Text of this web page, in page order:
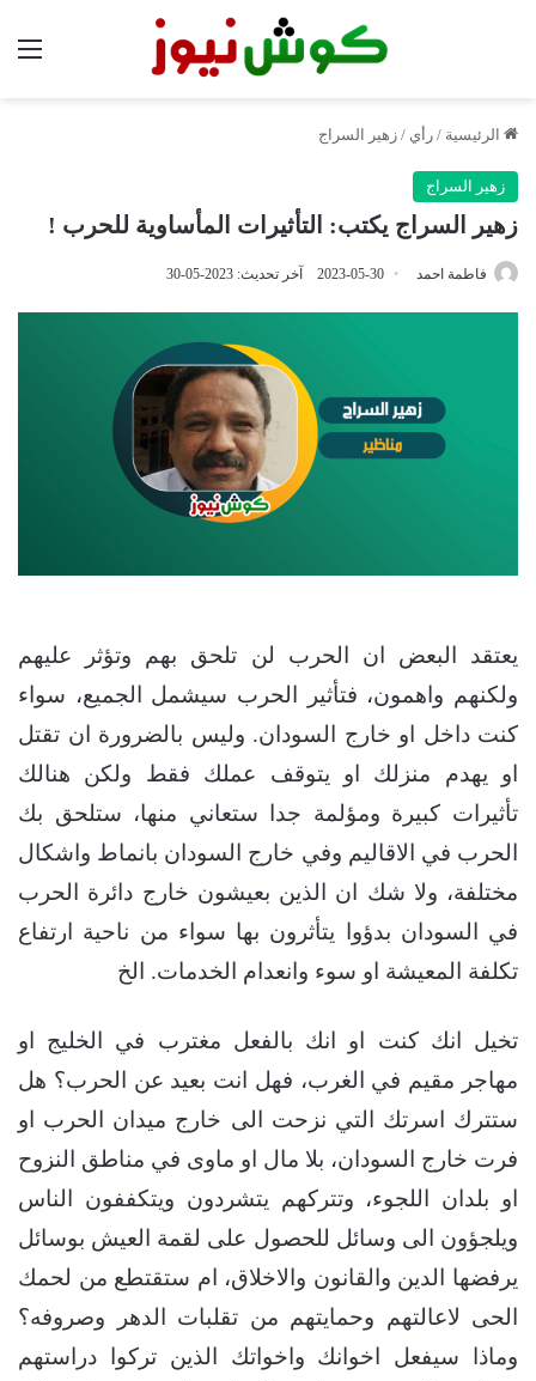
الرئيسية / رأي / زهير السراج
زهير السراج
زهير السراج يكتب: التأثيرات المأساوية للحرب !
فاطمة احمد 2023-05-30 آخر تحديث: 2023-05-30
يعتقد البعض ان الحرب لن تلحق بهم وتؤثر عليهم
ولكنهم واهمون، فتأثير الحرب سيشمل الجميع، سواء
كنت داخل او خارج السودان. وليس بالضرورة ان تقتل
او يهدم منزلك او يتوقف عملك فقط ولكن هنالك
تأثيرات كبيرة ومؤلمة جدا ستعاني منها، ستلحق بك
الحرب في الاقاليم وفي خارج السودان بانماط واشكال
مختلفة، ولا شك ان الذين بعيشون خارج دائرة الحرب
في السودان بدؤوا يتأثرون بها سواء من ناحية ارتفاع
تكلفة المعيشة او سوء وانعدام الخدمات. الخ
تخيل انك كنت او انك بالفعل مغترب في الخليج او
مهاجر مقيم في الغرب، فهل انت بعيد عن الحرب؟ هل
ستترك اسرتك التي نزحت الى خارج ميدان الحرب او
فرت خارج السودان، بلا مال او ماوى في مناطق النزوح
او بلدان اللجوء، وتتركهم يتشردون ويتكففون الناس
ويلجؤون الى وسائل للحصول على لقمة العيش بوسائل
يرفضها الدين والقانون والاخلاق، ام ستقتطع من لحمك
الحى لاعالتهم وحمايتهم من تقلبات الدهر وصروفه؟
وماذا سيفعل اخوانك واخواتك الذين تركوا دراستهم